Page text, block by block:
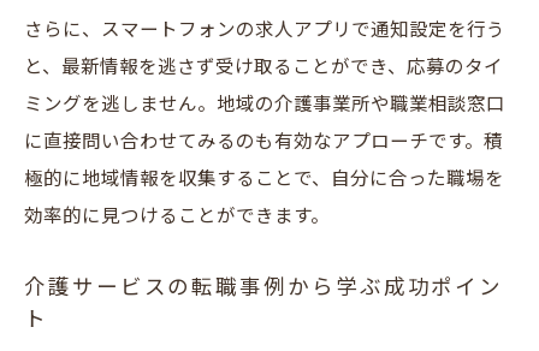
さらに、スマートフォンの求人アプリで通知設定を行う
と、最新情報を逃さず受け取ることができ、応募のタイ
ミングを逃しません。地域の介護事業所や職業相談窓口
に直接問い合わせてみるのも有効なアプローチです。積
極的に地域情報を収集することで、自分に合った職場を
効率的に見つけることができます。
介護サービスの転職事例から学ぶ成功ポイン
ト